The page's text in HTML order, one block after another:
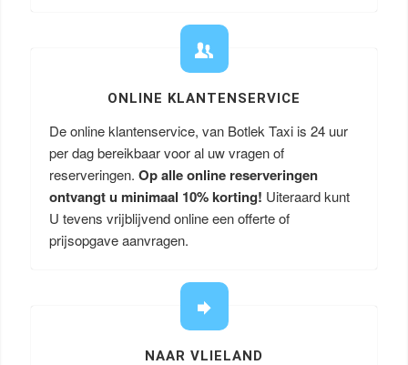
ONLINE KLANTENSERVICE
De online klantenservice, van Botlek Taxi is 24 uur
per dag bereikbaar voor al uw vragen of
reserveringen. Op alle online reserveringen
ontvangt u minimaal 10% korting! Uiteraard kunt
U tevens vrijblijvend online een offerte of
prijsopgave aanvragen.
NAAR VLIELAND